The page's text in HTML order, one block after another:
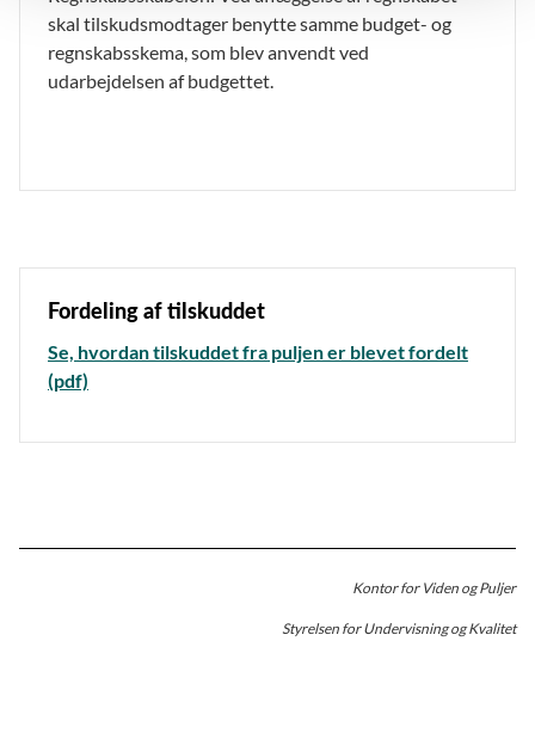
skal tilskudsmodtager benytte samme budget- og
regnskabsskema, som blev anvendt ved
udarbejdelsen af budgettet.
Fordeling af tilskuddet
Se, hvordan tilskuddet fra puljen er blevet fordelt
(pdf)
Kontor for Viden og Puljer
Styrelsen for Undervisning og Kvalitet